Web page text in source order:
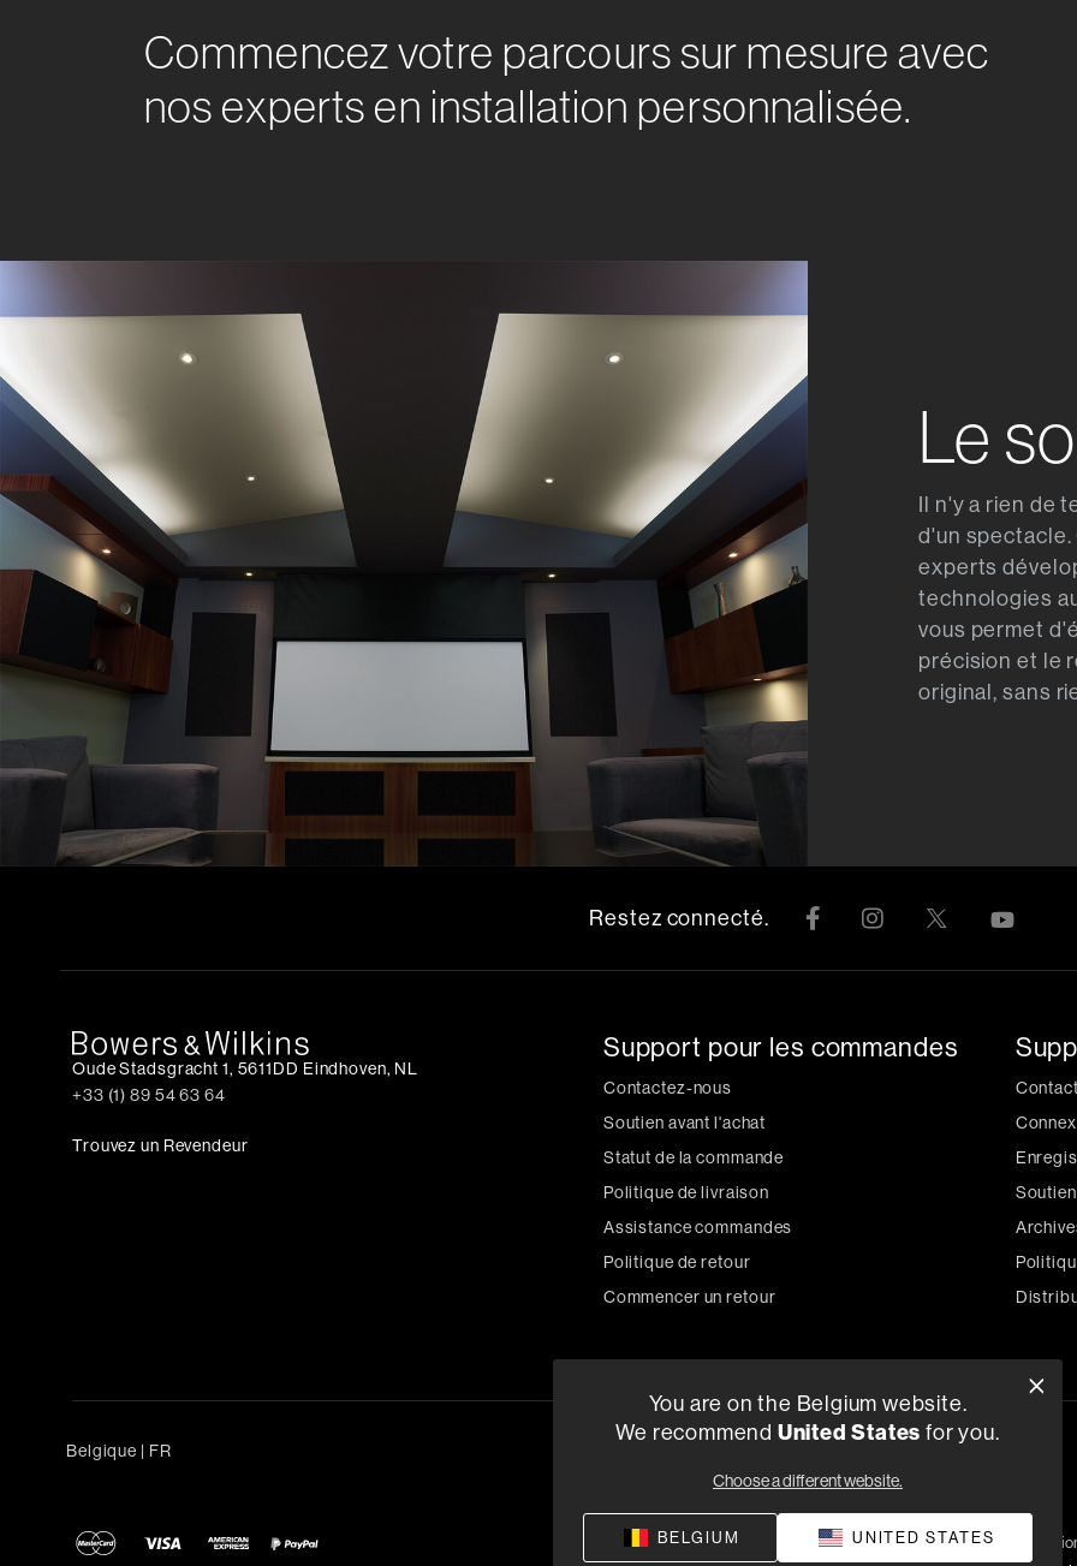
Commencez votre parcours sur mesure avec
nos experts en installation personnalisée.
Le
Il n'y a rien de
d'un spectacle.
experts
technologies
vous permet
précision et le
original, sans
Restez connecté.
Oude Stadsgracht 1, 5611DD Eindhoven, NL
+33 (1) 89 54 63 64
Trouvez un Revendeur
Support pour les commandes
Contactez-nous
Soutien avant l'achat
Statut de la commande
Politique de livraison
Assistance commandes
Politique de retour
Commencer un retour
Belgique | FR
Politique de confidentialité
You are on the Belgium website.
We recommend United States for you.
Choose a different website.
BELGIUM UNITED STATES